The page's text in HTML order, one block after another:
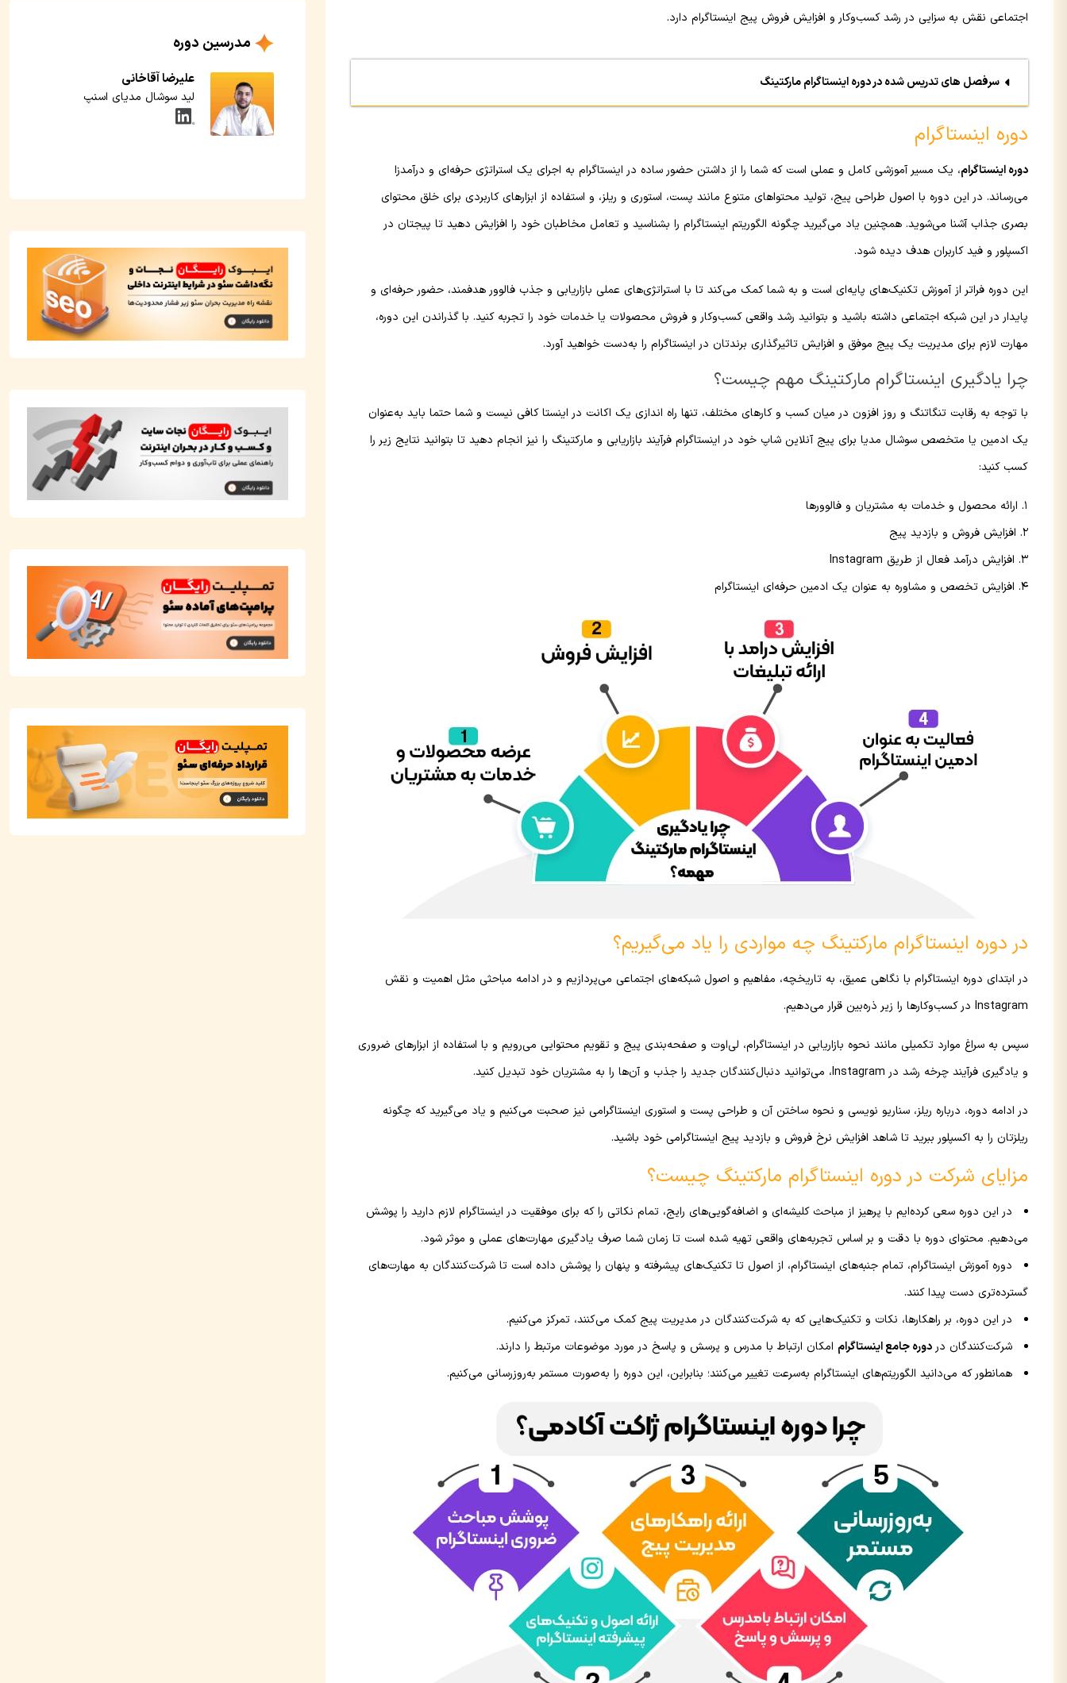
اجتماعی نقش به سزایی در رشد کسب‌وکار و افزایش فروش پیج اینستاگرام دارد.
سرفصل های تدریس شده در دوره اینستاگرام مارکتینگ
دوره اینستاگرام
دوره اینستاگرام، یک مسیر آموزشی کامل و عملی است که شما را از داشتن حضور ساده در اینستاگرام به اجرای یک استراتژی حرفه‌ای و درآمدزا
می‌رساند. در این دوره با اصول طراحی پیج، تولید محتواهای متنوع مانند پست، استوری و ریلز، و استفاده از ابزارهای کاربردی برای خلق محتوای
بصری جذاب آشنا می‌شوید. همچنین یاد می‌گیرید چگونه الگوریتم اینستاگرام را بشناسید و تعامل مخاطبان خود را افزایش دهید تا پیجتان در
اکسپلور و فید کاربران هدف دیده شود.
این دوره فراتر از آموزش تکنیک‌های پایه‌ای است و به شما کمک می‌کند تا با استراتژی‌های عملی بازاریابی و جذب فالوور هدفمند، حضور حرفه‌ای و
پایدار در این شبکه اجتماعی داشته باشید و بتوانید رشد واقعی کسب‌وکار و فروش محصولات یا خدمات خود را تجربه کنید. با گذراندن این دوره،
مهارت لازم برای مدیریت یک پیج موفق و افزایش تاثیرگذاری برندتان در اینستاگرام را به‌دست خواهید آورد.
چرا یادگیری اینستاگرام مارکتینگ مهم چیست؟
با توجه به رقابت تنگاتنگ و روز افزون در میان کسب و کارهای مختلف، تنها راه اندازی یک اکانت در اینستا کافی نیست و شما حتما باید به‌عنوان
یک ادمین یا متخصص سوشال مدیا برای پیج آنلاین شاپ خود در اینستاگرام فرآیند بازاریابی و مارکتینگ را نیز انجام دهید تا بتوانید نتایج زیر را
کسب کنید:
ارائه محصول و خدمات به مشتریان و فالوورها
افزایش فروش و بازدید پیج
افزایش درآمد فعال از طریق Instagram
افزایش تخصص و مشاوره به عنوان یک ادمین حرفه‌ای اینستاگرام
در دوره اینستاگرام مارکتینگ چه مواردی را یاد می‌گیریم؟
در ابتدای دوره اینستاگرام با نگاهی عمیق، به تاریخچه، مفاهیم و اصول شبکه‌های اجتماعی می‌پردازیم و در ادامه مباحثی مثل اهمیت و نقش
Instagram در کسب‌وکارها را زیر ذره‌بین قرار می‌دهیم.
سپس به سراغ موارد تکمیلی مانند نحوه بازاریابی در اینستاگرام، لی‌اوت و صفحه‌بندی پیج و تقویم محتوایی می‌رویم و با استفاده از ابزارهای ضروری
و یادگیری فرآیند چرخه رشد در Instagram، می‌توانید دنبال‌کنندگان جدید را جذب و آن‌ها را به مشتریان خود تبدیل کنید.
در ادامه دوره، درباره ریلز، سناریو نویسی و نحوه ساختن آن و طراحی پست و استوری‌ اینستاگرامی نیز صحبت می‌کنیم و یاد می‌گیرید که چگونه
ریلزتان را به اکسپلور ببرید تا شاهد افزایش نرخ فروش و بازدید پیج اینستاگرامی خود باشید.
مزایای شرکت در دوره اینستاگرام مارکتینگ چیست؟
در این دوره سعی کرده‌ایم با پرهیز از مباحث کلیشه‌ای و اضافه‌گویی‌های رایج، تمام نکاتی را که برای موفقیت در اینستاگرام لازم دارید را پوشش
می‌دهیم. محتوای دوره با دقت و بر اساس تجربه‌های واقعی تهیه شده است تا زمان شما صرف یادگیری مهارت‌های عملی و موثر شود.
دوره آموزش اینستاگرام، تمام جنبه‌های اینستاگرام، از اصول تا تکنیک‌های پیشرفته و پنهان را پوشش داده است تا شرکت‌کنندگان به مهارت‌های
گسترده‌تری دست پیدا کنند.
در این دوره، بر راهکارها، نکات و تکنیک‌هایی که به شرکت‌کنندگان در مدیریت پیج کمک می‌کنند، تمرکز می‌کنیم.
شرکت‌کنندگان در دوره جامع اینستاگرام امکان ارتباط با مدرس و پرسش و پاسخ در مورد موضوعات مرتبط را دارند.
همانطور که می‌دانید الگوریتم‌های اینستاگرام به‌سرعت تغییر می‌کنند؛ بنابراین، این دوره را به‌صورت مستمر به‌روزرسانی می‌کنیم.
مدرسین دوره
علیرضا آقاخانی
لید سوشال مدیای اسنپ